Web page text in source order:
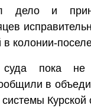
дело и
колонии-
суда пока
в
Курской